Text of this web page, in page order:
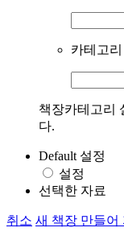
카테고리
책장카테고리
다.
Default 설정
설정
선택한 자료
취소 새 책장 만들어